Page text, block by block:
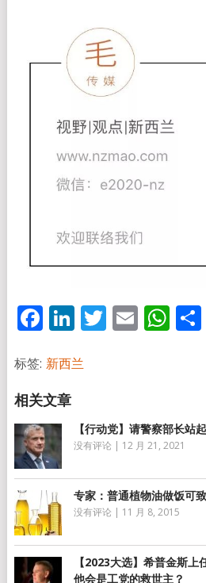
Facebook
LinkedIn
Twitter
Email
标签: 新西兰
【行动党】请警察部长站
没有评论 | 12 月 21, 2021
专家：普通植物油做饭可
没有评论 | 11 月 8, 2015
【2023大选】希普金斯上
他会是工党的救世主？